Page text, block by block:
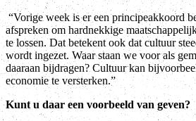
“Vorige week is er een principeakkoord
afspreken om hardnekkige
te lossen. Dat betekent ook dat cultuur
wordt ingezet. Waar staan we voor als
daaraan bijdragen? Cultuur kan
economie te versterken.”
Kunt u daar een voorbeeld van geven?